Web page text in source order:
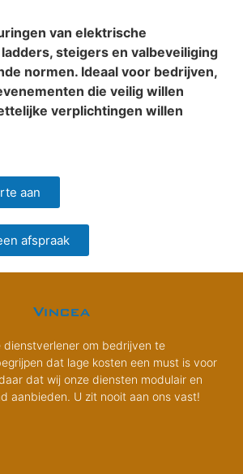
van elektrische
steigers en valbeveiliging
normen. Ideaal voor bedrijven,
die veilig willen
verplichtingen willen
aan
afspraak
dienstverlener om bedrijven te
dat lage kosten een must is voor
dat wij onze diensten modulair en
aanbieden. U zit nooit aan ons vast!